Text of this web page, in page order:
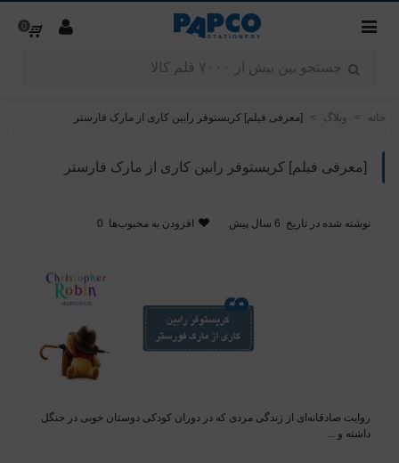
0
خانه > وبلاگ > [معرفی فیلم] کریستوفر رابین کاری از مارک فارستر
[معرفی فیلم] کریستوفر رابین کاری از مارک فارستر
نوشته شده در تاریخ 6 سال پیش افزودن به محبوب‌ها 0
روایت صادقانه‌ای از زندگی ‌مردی‌ که در دوران کودکی دوستان خوبی در جنگل
داشته و ...